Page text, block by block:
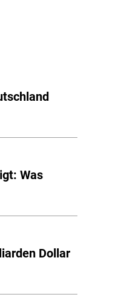
Was
Dollar